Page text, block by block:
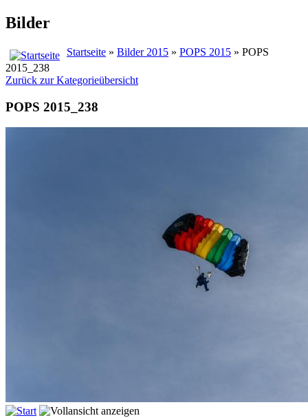
Bilder
Startseite » Bilder 2015 » POPS 2015 » POPS
2015_238
Zurück zur Kategorieübersicht
POPS 2015_238